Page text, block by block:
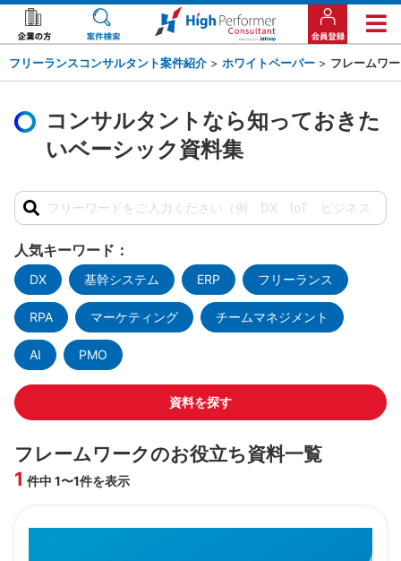
フリーランスコンサルタント案件紹介 > ホワイトペーパー > フレームワ
コンサルタントなら知っておきた
いベーシック資料集
人気キーワード：
DX 基幹システム ERP フリーランス
RPA マーケティング チームマネジメント
AI PMO
資料を探す
フレームワークのお役立ち資料一覧
1 件中 1〜1件を表示